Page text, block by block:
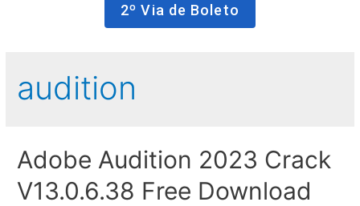
2º Via de Boleto
audition
Adobe Audition 2023 Crack
V13.0.6.38 Free Download